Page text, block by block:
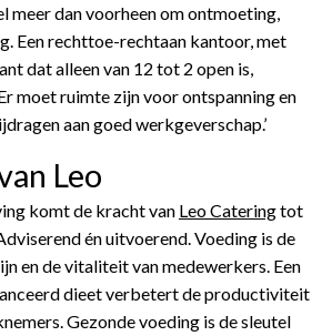
meer dan voorheen om ontmoeting,
Een rechttoe-rechtaan kantoor, met
dat alleen van 12 tot 2 open is,
moet ruimte zijn voor ontspanning en
aan goed werkgeverschap.’
Leo
komt de kracht van Leo Cateringtot
én uitvoerend. Voeding is de
en de vitaliteit van medewerkers. Een
dieet verbetert de productiviteit
Gezonde voeding is de sleutel